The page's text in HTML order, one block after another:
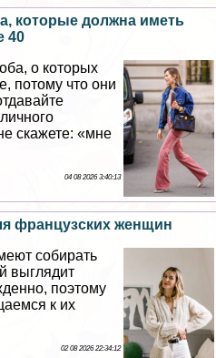
которые должна иметь
40
о которых
потому что они
скажете: «мне
04 08 2026 3:40:13
французских женщин
собирать
выглядит
поэтому
к их
02 08 2026 22:34:12